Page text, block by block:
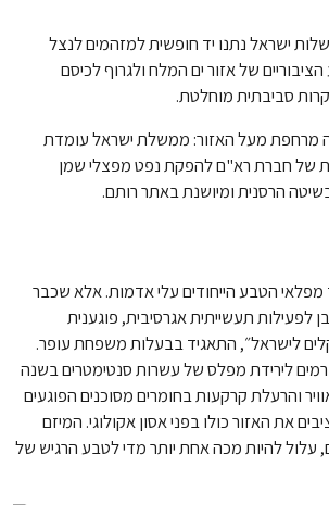
ישראל נתנו יד חופשית למזהמים לנצל
של אזור ים המלח ולגרוף לכיסם
סביבתית מוחלטת.
מרחפת מעל האזור: ממשלת ישראל עומדת
של חברת רא"ם להפקת נפט מפצלי שמן
הרסנית ומיושנת באתר רותם.
הטבע הייחודים עלי אדמות. אלא שכבר
לפעילות תעשייתית אגרסיבית, פוגענית
לישראל״, התאגיד בבעלות משפחת עופר.
לירידת מפלס של עשרות סנטימטרים בשנה
והרעלת קרקעות בחומרים מסוכנים הפוגעים
את האזור כולו בפני אסון אקולוגי. המיזם
להיות מכה אחת יותר מדי לטבע הרגיש של